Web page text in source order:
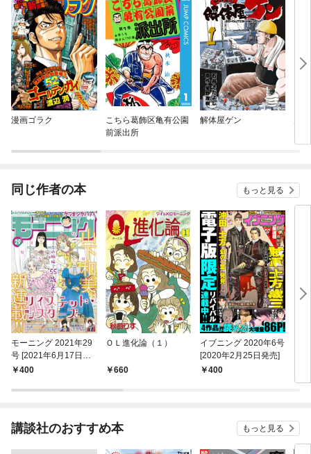
漫画ゴラク
こちら葛飾区亀有公園
前派出所
解体屋ゲン
同じ作者の本 もっと見る
モーニング 2021年29
号 [2021年6月17日発
売]400
ＯＬ進化論（１）
660
イブニング 2020年6号
[2020年2月25日発売]
400
講談社のおすすめ本 もっと見る